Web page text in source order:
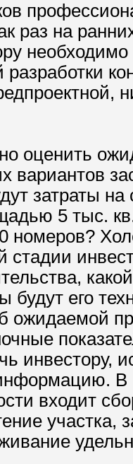
раз на
оценить
вариантов
затраты
5 тыс.
номеров?
стадии
будут его
ожидаемой
инвестору,
В
входит
участка,